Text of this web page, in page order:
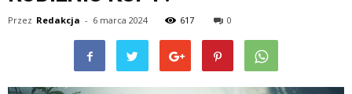
Przez Redakcja - 6 marca 2024 617 0